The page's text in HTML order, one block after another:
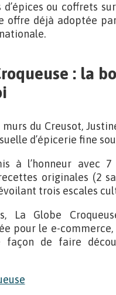
ou coffrets
offre déjà adoptée
: la
du Creusot,
d’épicerie fine
à l’honneur avec
originales (2
trois escales
La Globe
pour le e-
façon de faire